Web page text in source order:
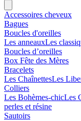
Accessoires cheveux
Bagues
Boucles d'oreilles
Les anneauxLes
Boucles d’oreilles
Box Fête des Mères
Bracelets
Les ChaînettesLes
Colliers
Les Bohèmes-chicLes
perles et résine
Sautoirs